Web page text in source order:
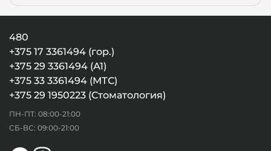
480
+375 17 3361494 (гор.)
+375 29 3361494 (А1)
+375 33 3361494 (МТС)
+375 29 1950223 (Стоматология)
ПН-ПТ: 08:00-21:00
СБ-ВС: 09:00-21:00